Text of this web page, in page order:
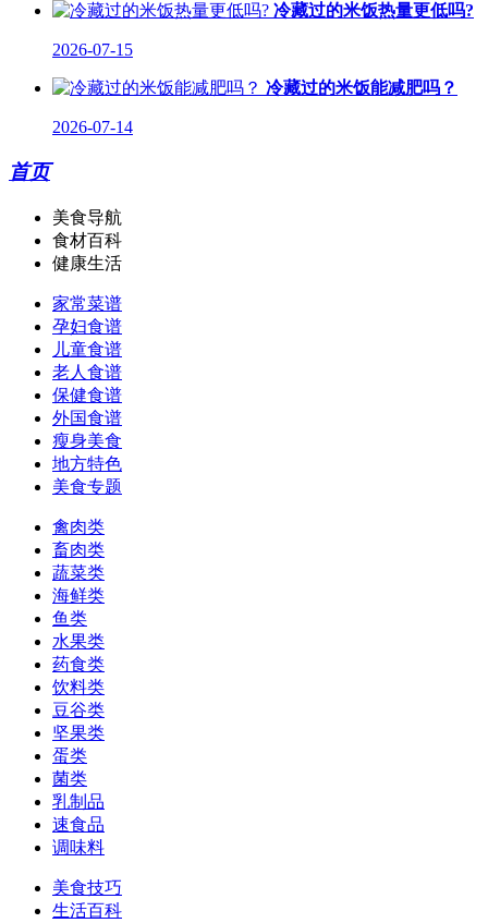
冷藏过的米饭热量更低吗?
2026-07-15
冷藏过的米饭能减肥吗？
2026-07-14
首页
美食导航
食材百科
健康生活
家常菜谱
孕妇食谱
儿童食谱
老人食谱
保健食谱
外国食谱
瘦身美食
地方特色
美食专题
禽肉类
畜肉类
蔬菜类
海鲜类
鱼类
水果类
药食类
饮料类
豆谷类
坚果类
蛋类
菌类
乳制品
速食品
调味料
美食技巧
生活百科